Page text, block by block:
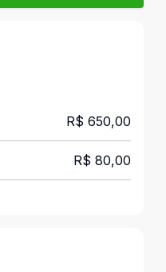
R$ 650,00
R$ 80,00